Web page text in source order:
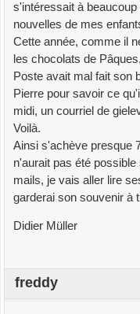
s'intéressait à
nouvelles de mes
Cette année, comme il
les chocolats de
Poste avait mal fait son
Pierre pour savoir ce
midi, un courriel de
Voilà.
Ainsi s'achève presque
n'aurait pas été
mails, je vais aller lire
garderai son souvenir à
Didier Müller
freddy